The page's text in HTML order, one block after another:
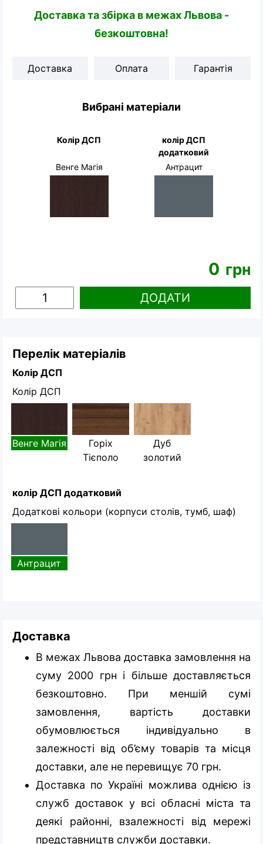
Доставка та збірка в межах Львова -
безкоштовна!
Доставка Оплата Гарантія
Вибрані матеріали
Колір ДСП
Венге Магія
колір ДСП
додатковий
Антрацит
0 грн
ДОДАТИ
Перелік матеріалів
Колір ДСП
Колір ДСП
Венге Магія
Горіх
Тієполо
Дуб
золотий
колір ДСП додатковий
Додаткові кольори (корпуси столів, тумб, шаф)
Антрацит
Доставка
В межах Львова доставка замовлення на
суму 2000 грн і більше доставляється
безкоштовно. При меншій сумі
замовлення, вартість доставки
обумовлюється індивідуально в
залежності від об’єму товарів та місця
доставки, але не перевищує 70 грн.
Доставка по Україні можлива однією із
служб доставок у всі обласні міста та
деякі районні, взалежності від мережі
представництв служби доставки.